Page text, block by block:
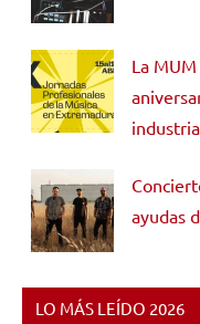
La
ayudas
LO MÁS LEÍDO 2026